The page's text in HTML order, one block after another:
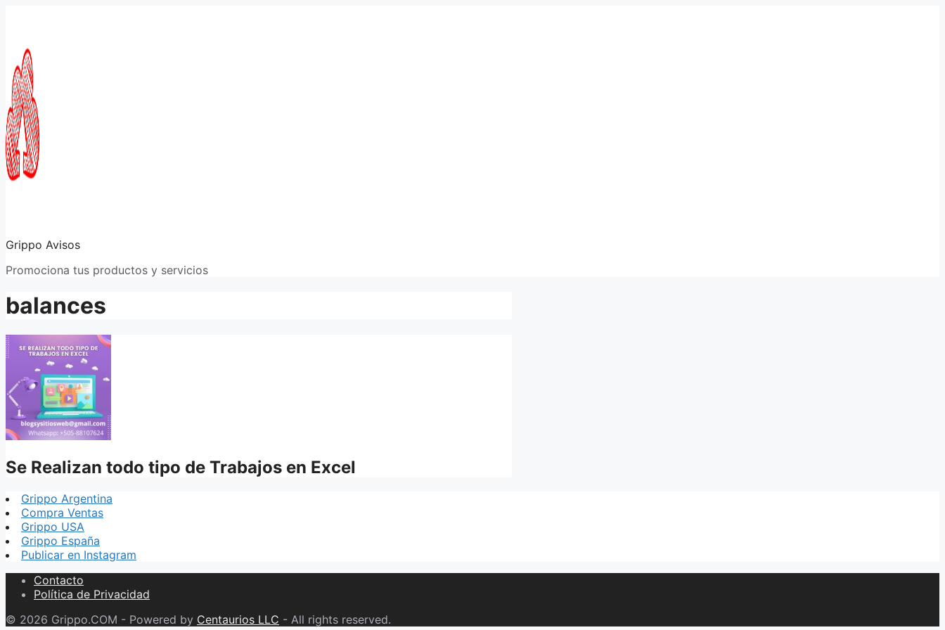
Grippo Avisos
Promociona tus productos y servicios
balances
Se Realizan todo tipo de Trabajos en Excel
Grippo Argentina
Compra Ventas
Grippo USA
Grippo España
Publicar en Instagram
Contacto
Política de Privacidad
© 2026 Grippo.COM - Powered by Centaurios LLC - All rights reserved.